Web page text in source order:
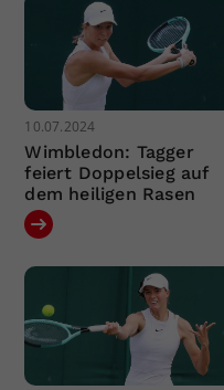
10.07.2024
Wimbledon: Tagger
feiert Doppelsieg auf
dem heiligen Rasen